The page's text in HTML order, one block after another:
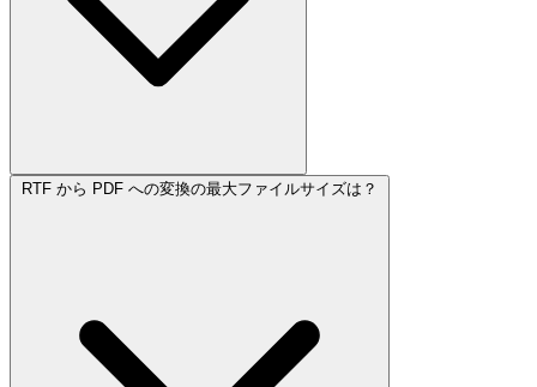
RTF から PDF への変換の最大ファイルサイズは？